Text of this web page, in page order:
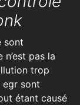
sont
pas la
trop
egr sont
étant causé